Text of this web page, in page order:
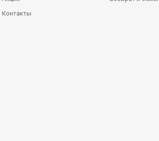
Контакты